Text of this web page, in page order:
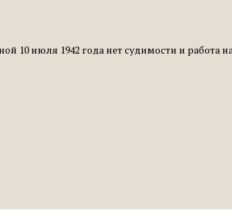
10 июля 1942 года нет судимости и работа